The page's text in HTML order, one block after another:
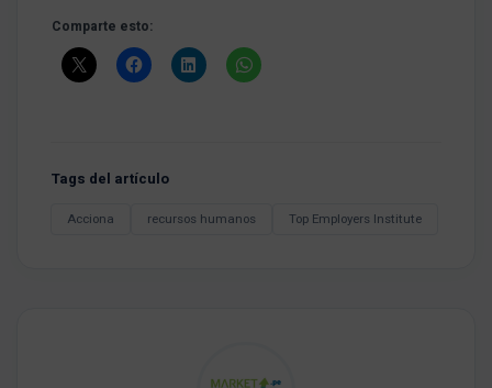
Comparte esto:
Tags del artículo
Acciona recursos humanos Top Employers Institute